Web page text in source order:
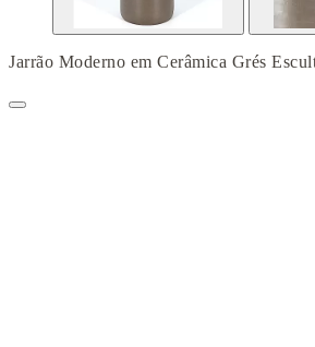
Jarrão Moderno em Cerâmica Grés